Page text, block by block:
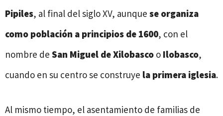
Pipiles, al final del siglo XV, aunque se organiza
como población a principios de 1600, con el
nombre de San Miguel de Xilobasco o Ilobasco,
cuando en su centro se construye la primera iglesia.
Al mismo tiempo, el asentamiento de familias de